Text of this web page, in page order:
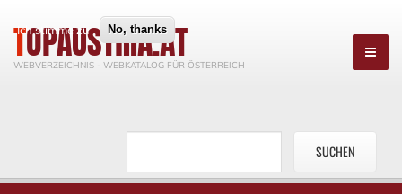
Ich stimme zu No, thanks
TOPAUSTRIA.AT
WEBVERZEICHNIS - WEBKATALOG FÜR ÖSTERREICH